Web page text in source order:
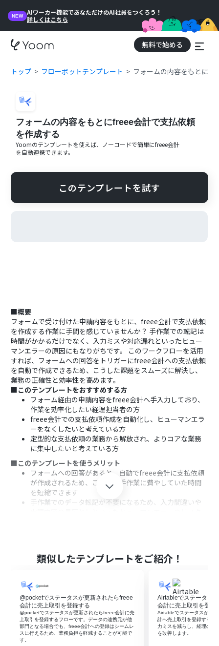
NEW
AIワーカー機能であなただけのAI社員をつくろう！
詳しくはこちら
無料で始める
トップ フローボットテンプレート フォームの内容をもとに
フォームの内容をもとにfreee会計で支払依頼
を作成する
Yoomのテンプレートを使えば、ノーコードで簡単にfreee会計
を自動連携できます。
このテンプレートを試す
■概要
フォームで受け付けた申請内容をもとに、freee会計で支払依頼
を作成する作業に手間を感じていませんか？ 手作業での転記は
時間がかかるだけでなく、入力ミスや対応漏れといったヒュー
マンエラーの原因にもなりがちです。 このワークフローを活用
すれば、フォームへの回答をトリガーにfreee会計への支払依頼
を自動で作成できるため、こうした課題をスムーズに解決し、
業務の正確性と効率性を高めます。
■このテンプレートをおすすめする方
フォーム経由の申請内容をfreee会計へ手入力しており、
作業を効率化したい経理担当者の方
freee会計での支払依頼作成を自動化し、ヒューマンエラ
ーをなくしたいと考えている方
定型的な支払依頼の業務から解放され、よりコアな業務
に集中したいと考えている方
■このテンプレートを使うメリット
フォームへの回答があると、自動でfreee会計に支払依頼
が作成されるため、これまで手作業に費やしていた時間
を短縮できます
手作業でのデータ転記が不要になるため、入力間違いや
次に、トリガーでフォームを選択し、「回答が送信された
ら」というアクションを設定します
頼の作成」アクションを設定し、フォームで受け取った情
報をマッピングします
※「トリガー」：フロー起動のきっかけとなるアクション、「オ
ペレーション」：トリガー起動後、フロー内で処理を行うアク
ション
■このワークフローのカスタムポイント
類似したテンプレートをご紹介！
@pocketでステータスが更新されたらfreee
会計に売上取引を登録する
@pocketでステータスが更新されたらfreee会計に売
上取引を登録するフローです。データの連携元が他
部門となる場合でも、freee会計への登録はシームレ
スに行えるため、業務負担を軽減することが可能で
す。
Airtableでステータス
会計に売上取引を登録
Airtableでステータスが請
計へ売上取引を登録するフ
力ミスを減らし、経理の処
を改善します。